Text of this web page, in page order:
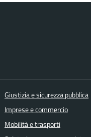
Giustizia e sicurezza pubblica
Imprese e commercio
Mobilità e trasporti